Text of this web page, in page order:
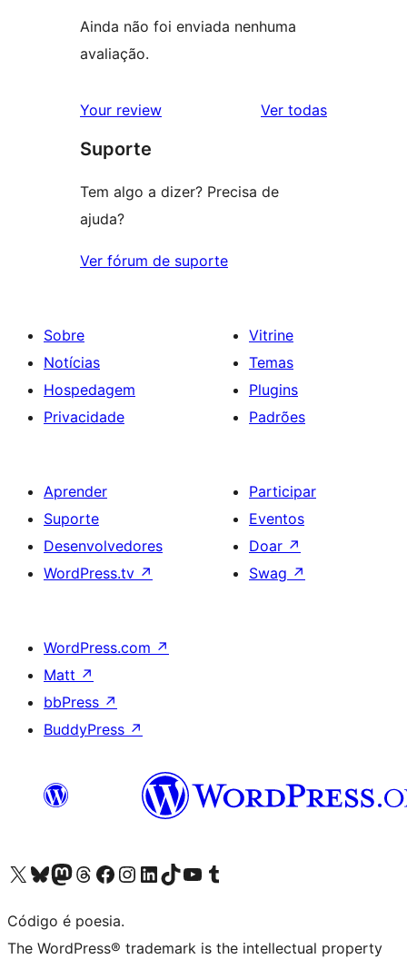
Ainda não foi enviada nenhuma
avaliação.
Your review Ver todasavaliações
Suporte
Tem algo a dizer? Precisa de
ajuda?
Ver fórum de suporte
Sobre
Notícias
Hospedagem
Privacidade
Vitrine
Temas
Plugins
Padrões
Aprender
Suporte
Desenvolvedores
WordPress.tv ↗
Participar
Eventos
Doar ↗
Swag ↗
WordPress.com ↗
Matt ↗
bbPress ↗
BuddyPress ↗
Acessar nossa conta do X (antigo Twitter)
Acessar nossa conta do Bluesky
Acessar nossa conta do Mastodon
Acessar nossa conta do Threads
Acessar nossa página do Facebook
Acessar nossa conta do Instagram
Acessar nossa conta do LinkedIn
Acessar nossa conta do TikTok
Acessar nosso canal do YouTube
Acessar nossa conta no Tumblr
Código é poesia.
The WordPress® trademark is the intellectual property